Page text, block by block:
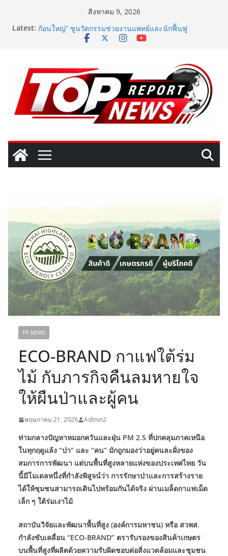
สิงหาคม 9, 2026
Latest: เปิดตัวเทคโนโลยีเพื่อเด็ก LD ในงาน NCPD 2026 “ทอง
ก้อนใหญ่” ชูนวัตกรรมช่วยงานแพทย์และนักฟื้นฟู
คู่องค์ความรู้” ติดปีก SME อาหารไทยแข่งขันได้ในเวทีโลก
Vitafoods Asia 2026 ตัวเร่งอุตสาหกรรมสารสกัดไทย ชู
งานวิจัย – เครือข่ายโลก สร้างมูลค่าเศรษฐกิจใหม่ ขานรับ
ตลาดโภชนาการสุขภาพโลกโตทะลุล้านล้านดอลลาร์
เติมวิตามินซีในทุกวัน พร้อมโปรโมชั่นสุดคุ้ม! “บีไชน์ ไบโอ
โปร ซี” ซื้อ 1 แถม 1 เพียง 49 บาท ที่เซเว่น อีเลฟเว่น ถึง
‘RAKSAPHAN’ เปิดฉากคอลเลกชันระดับมาสเตอร์พีซคอล
เลกชันแรก รังสรรค์ “ผ้าลายน้ำไหล” สู่ชิ้นงานศิลปะสะสม
สุดลิมิเต็ด ถ่ายทอดภูมิปัญญาท้องถิ่นสู่สุนทรียภาพระดับ
สากล
PR NEWS
ECO-BRAND กาแฟใต้ร่ม
ไม้ กับภารกิจคืนลมหายใจ
ให้ผืนป่าและผู้คน
พฤษภาคม 21, 2026 Admin2
ท่ามกลางปัญหาหมอกควันและฝุ่น PM 2.5 ที่ปกคลุมภาคเหนือ
ในทุกฤดูแล้ง “ป่า” และ “คน” มักถูกมองว่าอยู่คนละฝั่งของ
สมการการพัฒนา แต่บนพื้นที่สูงหลายแห่งของประเทศไทย วัน
นี้มีโมเดลหนึ่งที่กำลังพิสูจน์ว่า การรักษาป่าและการสร้างราย
ได้ให้ชุมชนสามารถเดินไปพร้อมกันได้จริง ผ่านเมล็ดกาแฟเม็ด
เล็ก ๆ ใต้ร่มเงาไม้
สถาบันวิจัยและพัฒนาพื้นที่สูง (องค์การมหาชน) หรือ สวพส.
กำลังขับเคลื่อน “ECO-BRAND” ตรารับรองของสินค้าเกษตร
บนพื้นที่สูงที่ผลิตด้วยความรับผิดชอบต่อสิ่งแวดล้อมและชุมชน